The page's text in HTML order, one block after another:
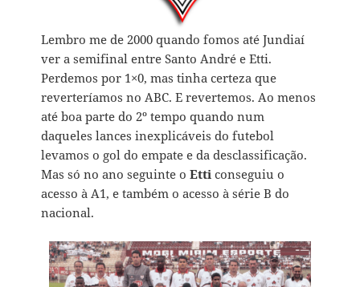
Lembro me de 2000 quando fomos até Jundiaí
ver a semifinal entre Santo André e Etti.
Perdemos por 1×0, mas tinha certeza que
reverteríamos no ABC. E revertemos. Ao menos
até boa parte do 2º tempo quando num
daqueles lances inexplicáveis do futebol
levamos o gol do empate e da desclassificação.
Mas só no ano seguinte oEtti conseguiu o
acesso à A1, e também o acesso à série B do
nacional.